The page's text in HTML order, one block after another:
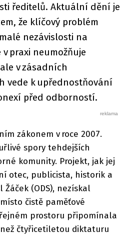
ředitelů. Aktuální dění je
že klíčový problém
nezávislosti na
v praxi neumožňuje
v zásadních
vede k upřednostňování
před odborností.
zákonem v roce 2007.
spory tehdejších
komunity. Projekt, jak jej
otec, publicista, historik a
(ODS), nezískal
čistě paměťové
prostoru připomínala
čtyřicetiletou diktaturu